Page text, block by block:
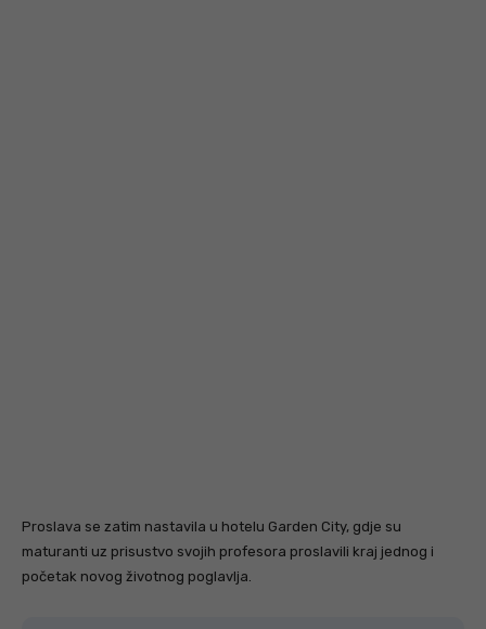
Proslava se zatim nastavila u hotelu Garden City, gdje su
maturanti uz prisustvo svojih profesora proslavili kraj jednog i
početak novog životnog poglavlja.